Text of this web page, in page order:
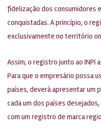
fidelização dos consumidores
conquistadas. A princípio, o
exclusivamente no território
Assim, o registro junto ao INPI
Para que o empresário possa
países, deverá apresentar um
cada um dos países
com um registro de marca